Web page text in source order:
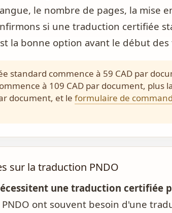
le nombre de pages, la mise
si une traduction certifiée
la bonne option avant le début des
standard commence à 59 CAD par
à 109 CAD par document, plus
document, et le formulaire de
sur la traduction PNDO
une traduction certifiée
ont souvent besoin d'une